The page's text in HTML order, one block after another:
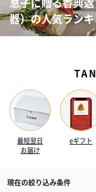
器）の人気ラン
最短翌日
お届け
eギフト
現在の絞り込み条件